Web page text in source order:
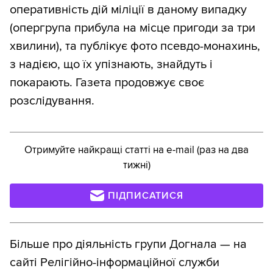
оперативність дій міліції в даному випадку
(опергрупа прибула на місце пригоди за три
хвилини), та публікує фото псевдо-монахинь,
з надією, що їх упізнають, знайдуть і
покарають. Газета продовжує своє
розслідування.
Отримуйте найкращі статті на e-mail (раз на два
тижні)
ПІДПИСАТИСЯ
Більше про діяльність групи Догнала — на
сайті Релігійно-інформаційної служби